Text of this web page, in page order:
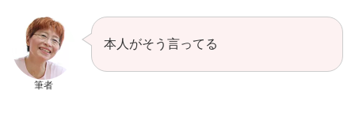
筆者
本人がそう言ってる